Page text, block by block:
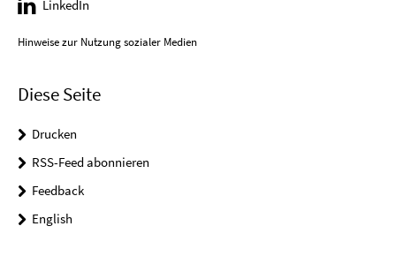
LinkedIn
Hinweise zur Nutzung sozialer Medien
Diese Seite
Drucken
RSS-Feed abonnieren
Feedback
English